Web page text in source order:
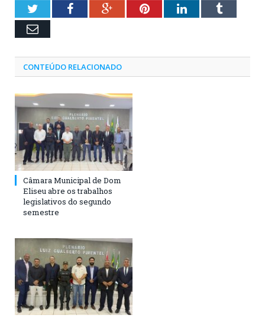
TwitterFacebookGoogle+PinterestLinkedInTumblr
Email
CONTEÚDO RELACIONADO
Câmara Municipal de Dom
Eliseu abre os trabalhos
legislativos do segundo
semestre